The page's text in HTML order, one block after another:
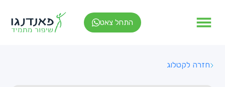
התחל צאט
חזרה לקטלוג